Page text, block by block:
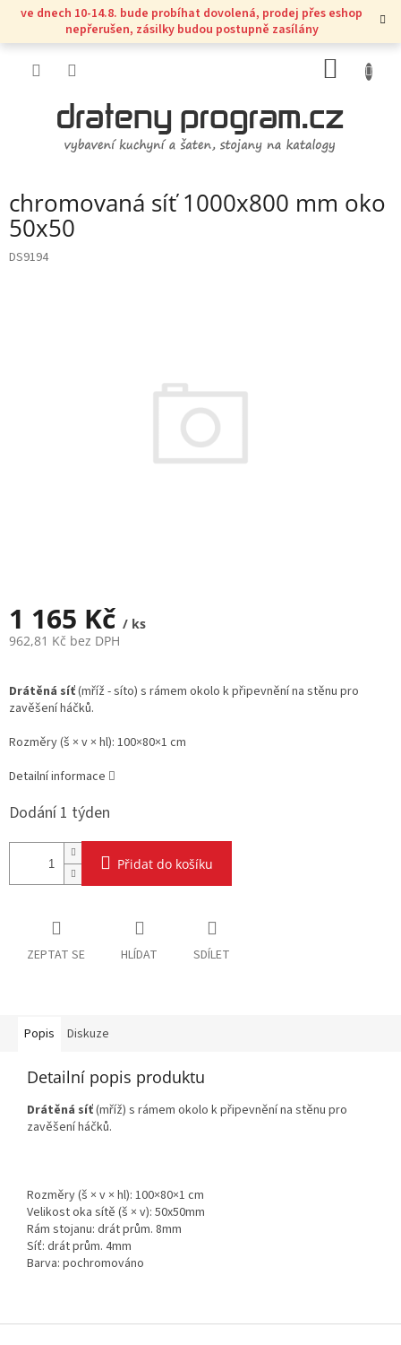
Přejít
obsah
ve dnech 10-14.8. bude probíhat dovolená, prodej přes eshop
nepřerušen, zásilky budou postupně zasílány
KOŠÍK
chromovaná síť 1000x800 mm oko
50x50
DS9194
1 165 Kč / ks
962,81 Kč bez DPH
cena:
Drátěná síť(mříž - síto) s rámem okolo k připevnění na stěnu pro
zavěšení háčků.
Rozměry (š × v × hl): 100×80×1 cm
Detailní informace
Dodání 1 týden
Přidat do košíku
ZEPTAT SE HLÍDAT SDÍLET
Popis Diskuze
Detailní popis produktu
Drátěná síť(mříž) s rámem okolo k připevnění na stěnu pro
zavěšení háčků.
Rozměry (š × v × hl): 100×80×1 cm
Velikost oka sítě (š × v): 50x50mm
Rám stojanu: drát prům. 8mm
Síť: drát prům. 4mm
Barva: pochromováno
Z